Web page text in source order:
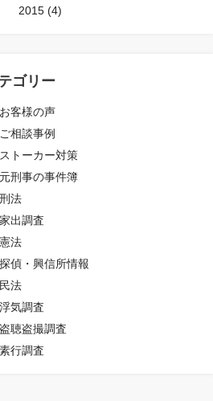
2015 (4)
ゴリー
お客様の声
ご相談事例
ストーカー対策
元刑事の事件簿
刑法
家出調査
憲法
探偵・興信所情報
民法
浮気調査
盗聴盗撮調査
素行調査